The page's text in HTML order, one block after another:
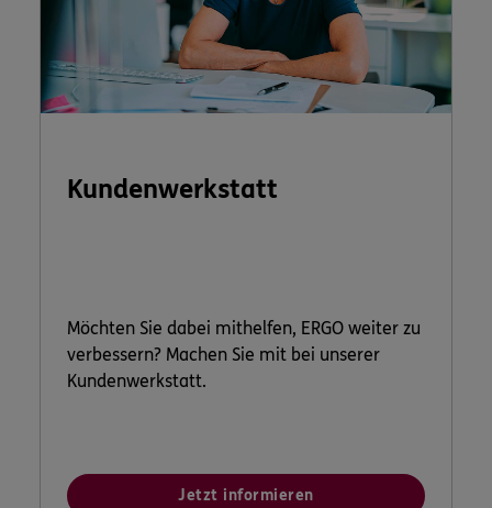
Kundenwerkstatt
Möchten Sie dabei mithelfen, ERGO weiter zu
verbessern? Machen Sie mit bei unserer
Kundenwerkstatt.
Jetzt informieren